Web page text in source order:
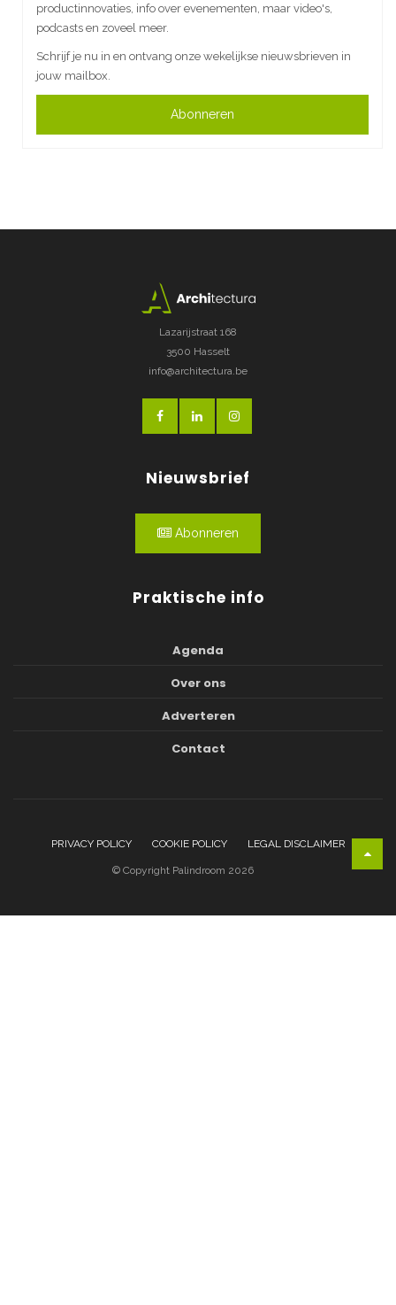
productinnovaties, info over evenementen, maar video's,
podcasts en zoveel meer.
Schrijf je nu in en ontvang onze wekelijkse nieuwsbrieven in
jouw mailbox.
Abonneren
Lazarijstraat 168
3500 Hasselt
info@architectura.be
Nieuwsbrief
Abonneren
Praktische info
Agenda
Over ons
Adverteren
Contact
PRIVACY POLICY COOKIE POLICY LEGAL DISCLAIMER
© Copyright Palindroom 2026